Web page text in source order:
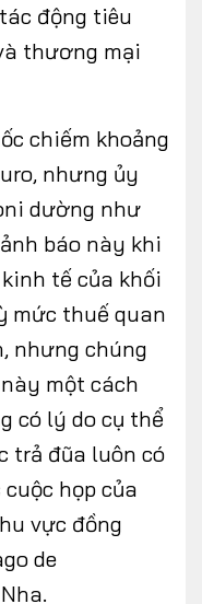
động tiêu
thương mại
chiếm khoảng
nhưng ủy
dường như
báo này khi
tế của khối
mức thuế quan
nhưng chúng
một cách
có lý do cụ thể
trả đũa luôn có
họp của
vực đồng
de